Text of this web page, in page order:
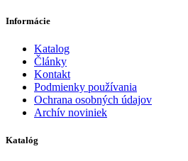
Informácie
Katalog
Články
Kontakt
Podmienky používania
Ochrana osobných údajov
Archív noviniek
Katalóg